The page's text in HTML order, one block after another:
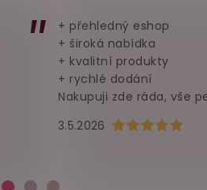
5 hvězdiček.
Hodnocení
3.5.2026
+ přehledný eshop
+ široká nabídka
+ kvalitní produkty
+ rychlé dodání
Nakupuji zde ráda, vše